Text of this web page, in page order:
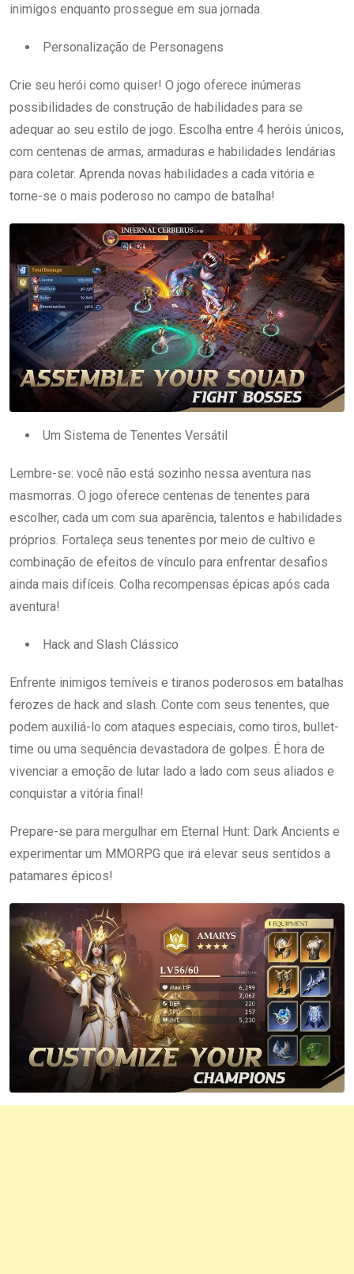
inimigos enquanto prossegue em sua jornada.
Personalização de Personagens
Crie seu herói como quiser! O jogo oferece inúmeras
possibilidades de construção de habilidades para se
adequar ao seu estilo de jogo. Escolha entre 4 heróis únicos,
com centenas de armas, armaduras e habilidades lendárias
para coletar. Aprenda novas habilidades a cada vitória e
torne-se o mais poderoso no campo de batalha!
Um Sistema de Tenentes Versátil
Lembre-se: você não está sozinho nessa aventura nas
masmorras. O jogo oferece centenas de tenentes para
escolher, cada um com sua aparência, talentos e habilidades
próprios. Fortaleça seus tenentes por meio de cultivo e
combinação de efeitos de vínculo para enfrentar desafios
ainda mais difíceis. Colha recompensas épicas após cada
aventura!
Hack and Slash Clássico
Enfrente inimigos temíveis e tiranos poderosos em batalhas
ferozes de hack and slash. Conte com seus tenentes, que
podem auxiliá-lo com ataques especiais, como tiros, bullet-
time ou uma sequência devastadora de golpes. É hora de
vivenciar a emoção de lutar lado a lado com seus aliados e
conquistar a vitória final!
Prepare-se para mergulhar em Eternal Hunt: Dark Ancients e
experimentar um MMORPG que irá elevar seus sentidos a
patamares épicos!